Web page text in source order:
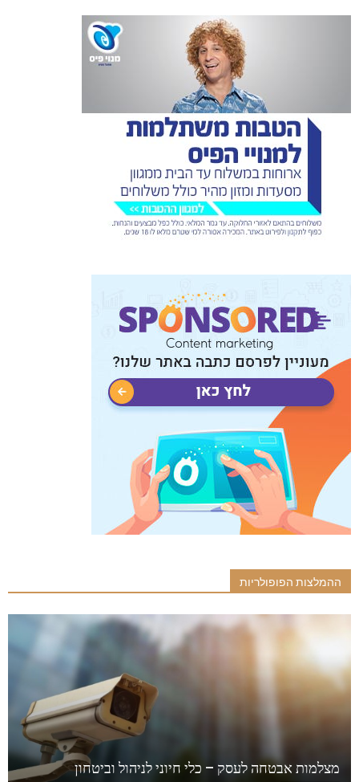
ההמלצות הפופולריות
מצלמות אבטחה לעסק – כלי חיוני לניהול וביטחון